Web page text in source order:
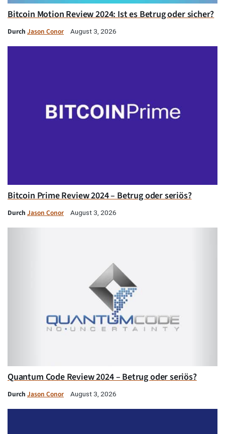
Bitcoin Motion Review 2024: Ist es Betrug oder sicher?
Durch Jason Conor August 3, 2026
Bitcoin Prime Review 2024 – Betrug oder seriös?
Durch Jason Conor August 3, 2026
Quantum Code Review 2024 – Betrug oder seriös?
Durch Jason Conor August 3, 2026